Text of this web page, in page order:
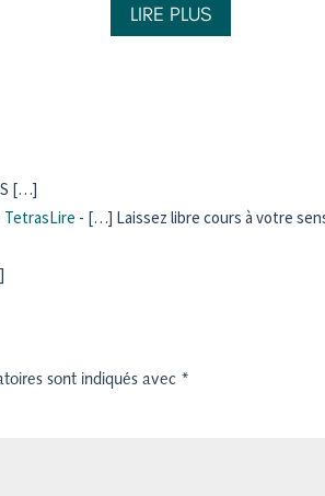
LIRE PLUS
[…]
TetrasLire - […] Laissez libre cours à votre
sont indiqués avec *